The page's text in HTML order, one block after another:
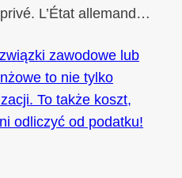
L’État allemand…